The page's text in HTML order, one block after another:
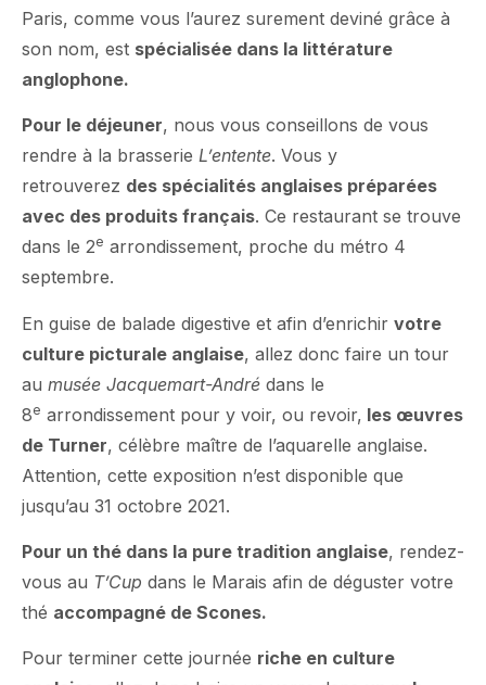
Paris, comme vous l’aurez surement deviné grâce à
son nom, est spécialisée dans la littérature
anglophone.
Pour le déjeuner, nous vous conseillons de vous
rendre à la brasserie L’entente. Vous y
retrouverez des spécialités anglaises préparées
avec des produits français. Ce restaurant se trouve
dans le 2e arrondissement, proche du métro 4
septembre.
En guise de balade digestive et afin d’enrichir votre
culture picturale anglaise, allez donc faire un tour
au musée Jacquemart-André dans le
8e arrondissement pour y voir, ou revoir, les œuvres
de Turner, célèbre maître de l’aquarelle anglaise.
Attention, cette exposition n’est disponible que
jusqu’au 31 octobre 2021.
Pour un thé dans la pure tradition anglaise, rendez-
vous au T’Cup dans le Marais afin de déguster votre
thé accompagné de Scones.
Pour terminer cette journée riche en culture